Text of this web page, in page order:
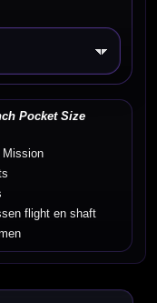
Pocket Size
Mission
flight en shaft